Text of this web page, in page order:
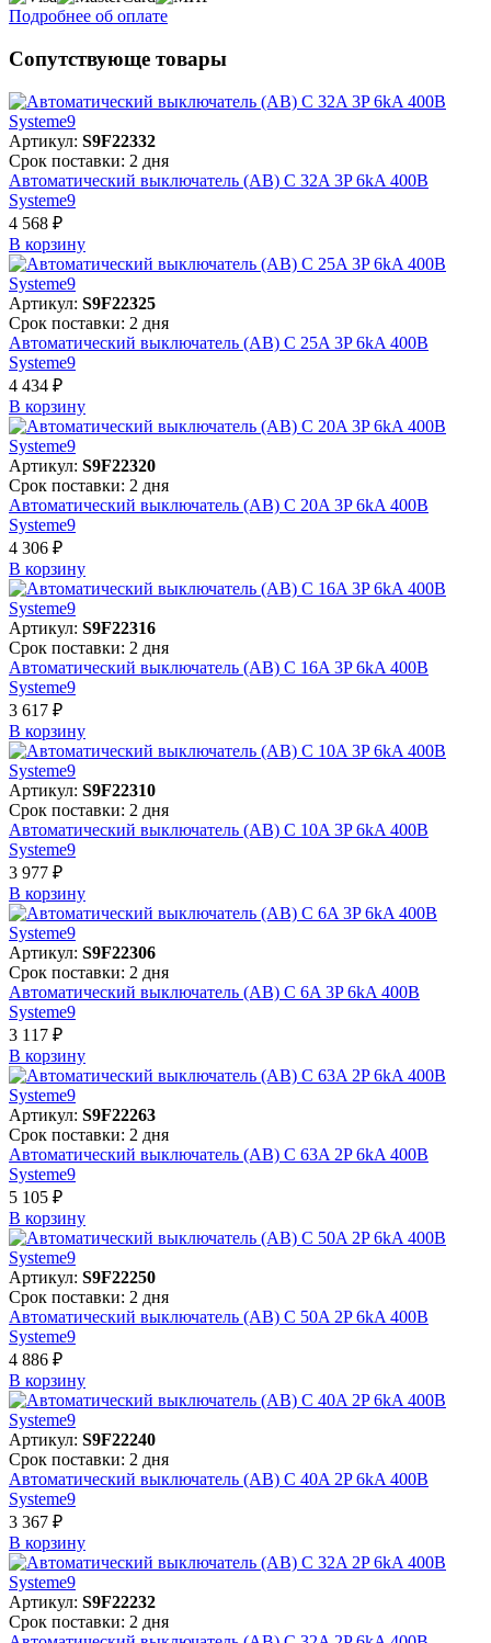
Подробнее об оплате
Сопутствующе товары
Артикул: S9F22332
Срок поставки: 2 дня
Автоматический выключатель (АВ) C 32A 3P 6kA 400В
Systeme9
4 568 ₽
В корзинy
Артикул: S9F22325
Срок поставки: 2 дня
Автоматический выключатель (АВ) C 25A 3P 6kA 400В
Systeme9
4 434 ₽
В корзинy
Артикул: S9F22320
Срок поставки: 2 дня
Автоматический выключатель (АВ) C 20A 3P 6kA 400В
Systeme9
4 306 ₽
В корзинy
Артикул: S9F22316
Срок поставки: 2 дня
Автоматический выключатель (АВ) C 16A 3P 6kA 400В
Systeme9
3 617 ₽
В корзинy
Артикул: S9F22310
Срок поставки: 2 дня
Автоматический выключатель (АВ) C 10A 3P 6kA 400В
Systeme9
3 977 ₽
В корзинy
Артикул: S9F22306
Срок поставки: 2 дня
Автоматический выключатель (АВ) C 6A 3P 6kA 400В
Systeme9
3 117 ₽
В корзинy
Артикул: S9F22263
Срок поставки: 2 дня
Автоматический выключатель (АВ) C 63A 2P 6kA 400В
Systeme9
5 105 ₽
В корзинy
Артикул: S9F22250
Срок поставки: 2 дня
Автоматический выключатель (АВ) C 50A 2P 6kA 400В
Systeme9
4 886 ₽
В корзинy
Артикул: S9F22240
Срок поставки: 2 дня
Автоматический выключатель (АВ) C 40A 2P 6kA 400В
Systeme9
3 367 ₽
В корзинy
Артикул: S9F22232
Срок поставки: 2 дня